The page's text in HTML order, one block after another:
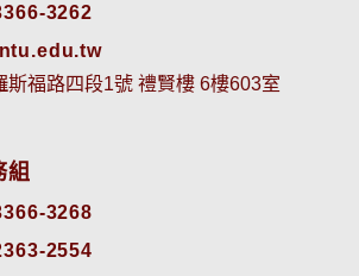
3262
斯福路四段1號 禮賢樓 6樓603室
組
3268
2554